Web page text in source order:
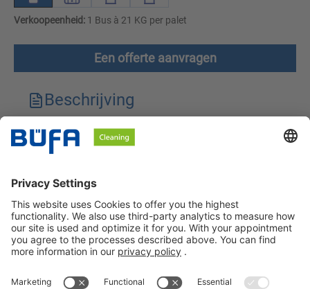
Verkoopeenheid: 1 Bus à 21 KG per palet
Een offerte aanvragen
Beschrijving
Technische kenmerken
Veiligheidsinstructies